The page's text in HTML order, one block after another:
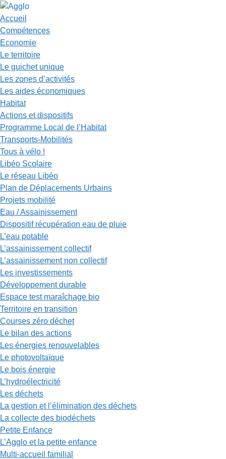
Accueil
Compétences
Economie
Le territoire
Le guichet unique
Les zones d’activités
Les aides économiques
Habitat
Actions et dispositifs
Programme Local de l’Habitat
Transports-Mobilités
Tous à vélo !
Libéo Scolaire
Le réseau Libéo
Plan de Déplacements Urbains
Projets mobilité
Eau / Assainissement
Dispositif récupération eau de pluie
L’eau potable
L’assainissement collectif
L’assainissement non collectif
Les investissements
Développement durable
Espace test maraîchage bio
Territoire en transition
Courses zéro déchet
Le bilan des actions
Les énergies renouvelables
Le photovoltaïque
Le bois énergie
L’hydroélectricité
Les déchets
La gestion et l’élimination des déchets
La collecte des biodéchets
Petite Enfance
L’Agglo et la petite enfance
Multi-accueil familial